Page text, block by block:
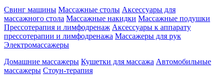
Свинг машины Массажные столы Аксессуары для
массажного стола Массажные накидки Массажные подушки
Прессотерапия и лимфодренаж Аксессуары к аппарату
прессотерапии и лимфодренажа Массажеры для рук
Электромассажеры
Домашние массажеры Кушетки для массажа Автомобильные
массажеры Стоун-терапия